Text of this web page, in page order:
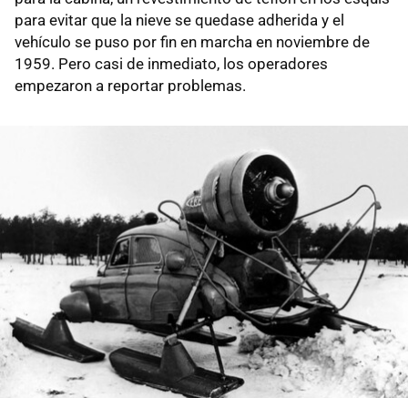
para evitar que la nieve se quedase adherida y el
vehículo se puso por fin en marcha en noviembre de
1959. Pero casi de inmediato, los operadores
empezaron a reportar problemas.